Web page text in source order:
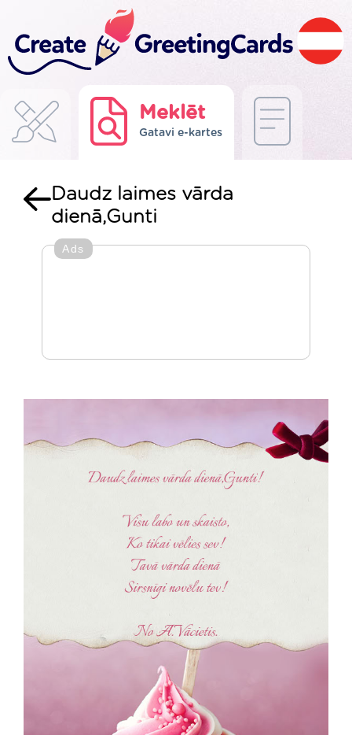
Meklēt
Gatavi e-kartes
Daudz laimes vārda
dienā,Gunti
Ads